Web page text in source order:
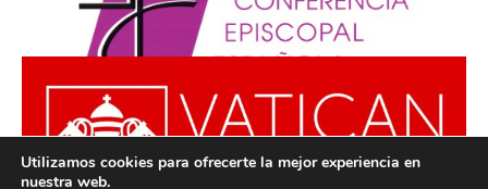
Utilizamos cookies para ofrecerte la mejor experiencia en
nuestra web.